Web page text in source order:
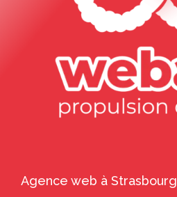
Agence web à Strasbourg